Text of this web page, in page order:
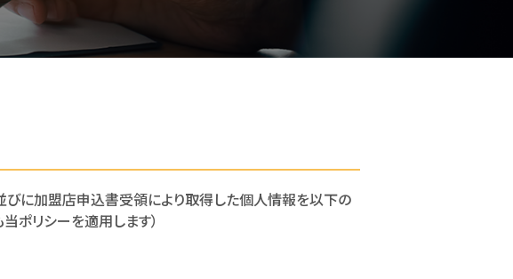
びに加盟店申込書受領により取得した個人情報を以下の
ポリシーを適用します）